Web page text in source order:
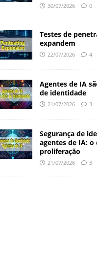
30/07/2026 0
Testes de
expandem
22/07/2026 4
Agentes de IA
de identidade
21/07/2026 3
Segurança de
agentes de IA: o
proliferação
21/07/2026 3